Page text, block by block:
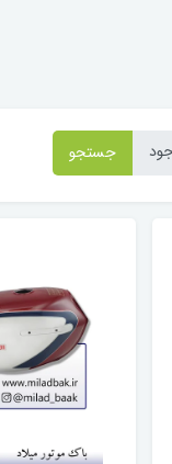
جستجو